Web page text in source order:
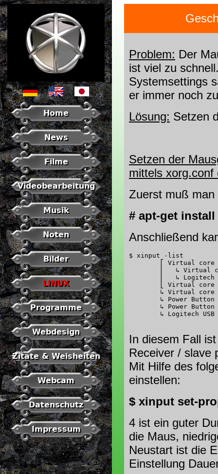
Home
News
Filme
Videobearbeitung
Musik
Noten
Bilder
LINUX
Programme
Webdesign
Zitate & Weisheiten
Webcam
Datenschutz
Impressum
Problem: Der
ist viel zu
Systemsettings
er immer noch
Lösung: Setzen
Setzen der
mittels xorg.conf
Zuerst muß man
# apt-get
Anschließend
$ xinput -list
In diesem Fall
Receiver / slave
Mit Hilfe des
einstellen:
$ xinput set-
4 ist ein guter
die Maus,
Neustart ist die
Einstellung